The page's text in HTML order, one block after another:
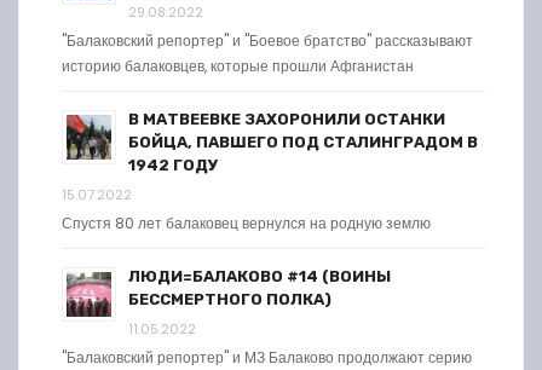
29.08.2022
"Балаковский репортер" и "Боевое братство" рассказывают
историю балаковцев, которые прошли Афганистан
В МАТВЕЕВКЕ ЗАХОРОНИЛИ ОСТАНКИ
БОЙЦА, ПАВШЕГО ПОД СТАЛИНГРАДОМ В
1942 ГОДУ
15.07.2022
Спустя 80 лет балаковец вернулся на родную землю
ЛЮДИ=БАЛАКОВО #14 (ВОИНЫ
БЕССМЕРТНОГО ПОЛКА)
11.05.2022
"Балаковский репортер" и МЗ Балаково продолжают серию